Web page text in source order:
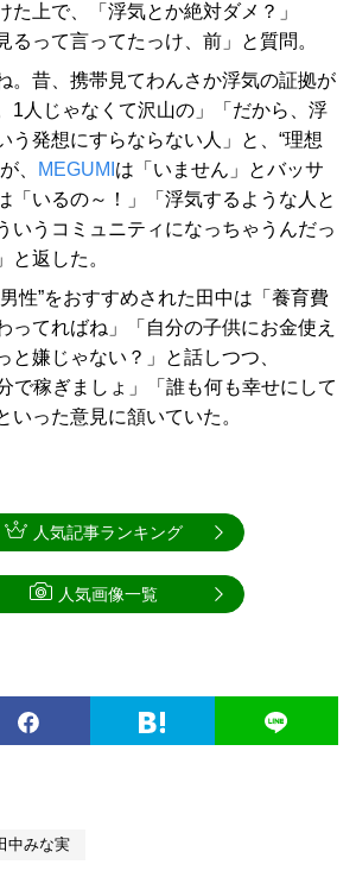
た上で、「浮気とか絶対ダメ？」
るって言ってたっけ、前」と質問。
。昔、携帯見てわんさか浮気の証拠が
1人じゃなくて沢山の」「だから、浮
う発想にすらならない人」と、“理想
、
MEGUMI は「いません」とバッサ
「いるの～！」「浮気するような人と
いうコミュニティになっちゃうんだっ
と返した。
性”をおすすめされた田中は「養育費
ってればね」「自分の子供にお金使え
と嫌じゃない？」と話しつつ、
で稼ぎましょ」「誰も何も幸せにして
いった意見に頷いていた。
中みな実
人気記事ランキング
人気画像一覧